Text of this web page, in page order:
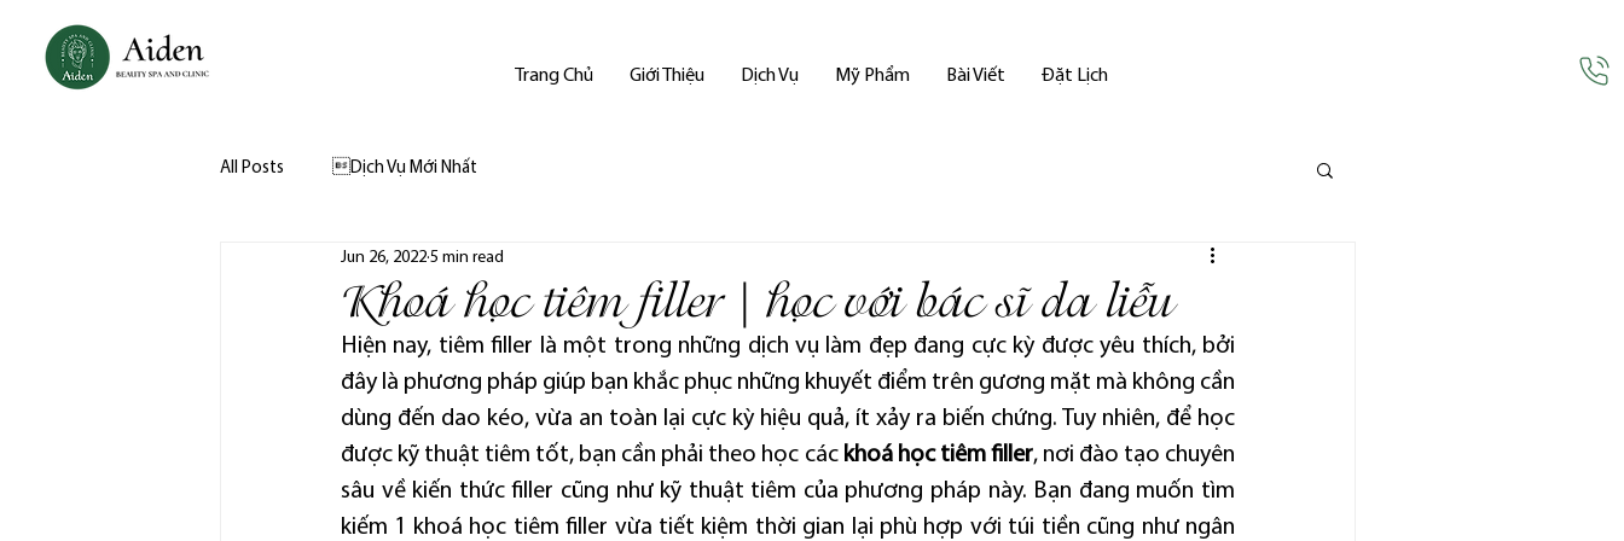
Trang Chủ Giới Thiệu Dịch Vụ Mỹ Phẩm Bài Viết Đặt Lịch
All Posts Dịch Vụ Mới Nhất
Khoá học tiêm filler | học với bác sĩ da liễu
Jun 26, 2022 5 min read
Hiện nay, tiêm filler là một trong những dịch vụ làm đẹp đang cực kỳ được yêu thích, bởi
đây là phương pháp giúp bạn khắc phục những khuyết điểm trên gương mặt mà không cần
dùng đến dao kéo, vừa an toàn lại cực kỳ hiệu quả, ít xảy ra biến chứng. Tuy nhiên, để học
được kỹ thuật tiêm tốt, bạn cần phải theo học các khoá học tiêm filler, nơi đào tạo chuyên
sâu về kiến thức filler cũng như kỹ thuật tiêm của phương pháp này. Bạn đang muốn tìm
kiếm 1 khoá học tiêm filler vừa tiết kiệm thời gian lại phù hợp với túi tiền cũng như ngân